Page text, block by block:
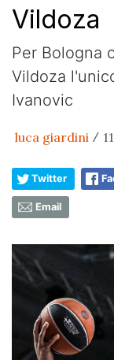
Vildoza
Per Bologna
Vildoza
Ivanovic
luca giardini /
Twitter
Email